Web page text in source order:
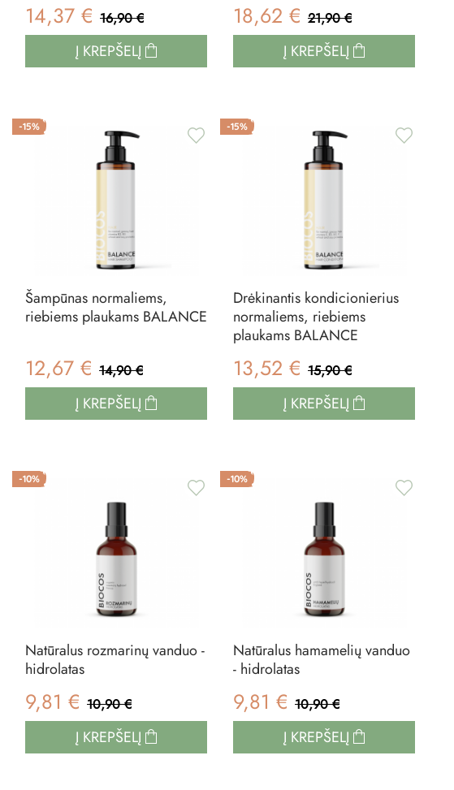
14,37 € 16,90 €
Į KREPŠELĮ
18,62 € 21,90 €
Į KREPŠELĮ
-15%
Šampūnas normaliems,
riebiems plaukams BALANCE
12,67 € 14,90 €
Į KREPŠELĮ
-15%
Drėkinantis kondicionierius
normaliems, riebiems
plaukams BALANCE
13,52 € 15,90 €
Į KREPŠELĮ
-10%
Natūralus rozmarinų vanduo -
hidrolatas
9,81 € 10,90 €
Į KREPŠELĮ
-10%
Natūralus hamamelių vanduo
- hidrolatas
9,81 € 10,90 €
Į KREPŠELĮ